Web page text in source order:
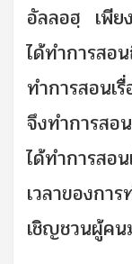
อัลลอฮฺ เพีย
ได้ทำการสอ
ทำการสอนเ
จึงทำการสอ
ได้ทำการสอ
เวลาของกา
เชิญชวนผู้ค